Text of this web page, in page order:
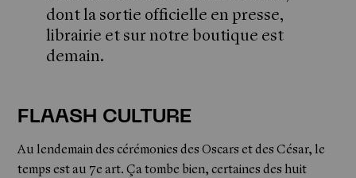
dont la sortie officielle en presse,
librairie et sur notre boutique est
demain.
FLAASH CULTURE
Au lendemain des cérémonies des Oscars et des César, le
temps est au 7e art. Ça tombe bien, certaines des huit